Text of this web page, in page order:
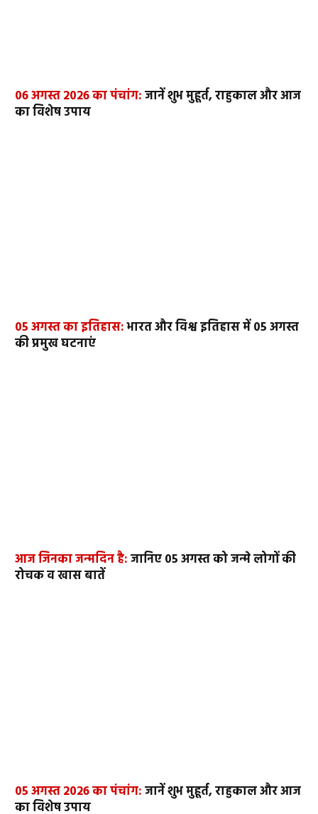
06 अगस्त 2026 का पंचांग:जानें शुभ मुहूर्त, राहुकाल और आज
का विशेष उपाय
05 अगस्त का इतिहास:भारत और विश्व इतिहास में 05 अगस्त
की प्रमुख घटनाएं
आज जिनका जन्मदिन है:जानिए 05 अगस्त को जन्मे लोगों की
रोचक व खास बातें
05 अगस्त 2026 का पंचांग:जानें शुभ मुहूर्त, राहुकाल और आज
का विशेष उपाय